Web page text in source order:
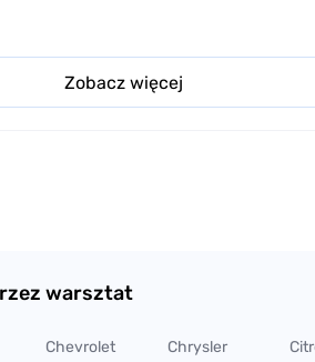
Zobacz więcej
warsztat
Chevrolet Chrysler